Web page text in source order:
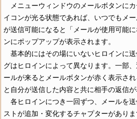
メニューウィンドウのメールボタンに
イコンが光る状態であれば、いつでもメ
が送信可能になると「メールが使用可能
ンにポップアップが表示されます。
基本的にはその場にいないヒロインに
グはヒロインによって異なります。一部
ールが来るとメールボタンが赤く表示さ
と自分が送信した内容と共に相手の返信が
各ヒロインにつき一回ずつ、メールを
ストが追加・変化するチャプターがあり